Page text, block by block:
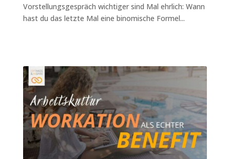
Vorstellungsgespräch wichtiger sind Mal ehrlich: Wann
hast du das letzte Mal eine binomische Formel...